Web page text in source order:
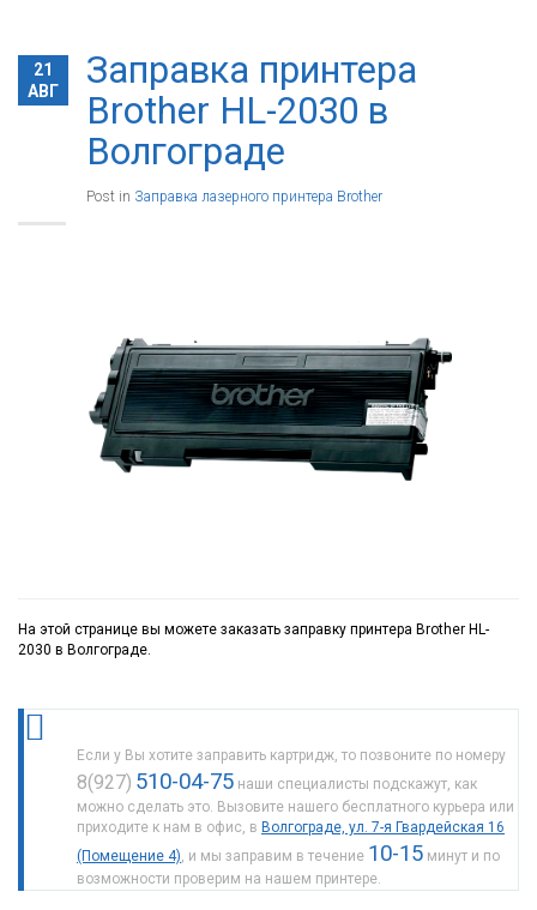
21
АВГ
Заправка принтера
Brother HL-2030 в
Волгограде
Post in Заправка лазерного принтера Brother
На этой странице вы можете заказать заправку принтера Brother HL-
2030 в Волгограде.
Если у Вы хотите заправить картридж, то позвоните по номеру
8(927) 510-04-75 наши специалисты подскажут, как
можно сделать это. Вызовите нашего бесплатного курьера или
приходите к нам в офис, в Волгограде, ул. 7-я Гвардейская 16
(Помещение 4) , и мы заправим в течение 10-15 минут и по
возможности проверим на нашем принтере.